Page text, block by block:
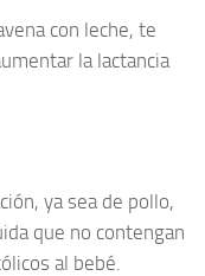
con leche, te
la lactancia
ya sea de pollo,
que no contengan
al bebé.